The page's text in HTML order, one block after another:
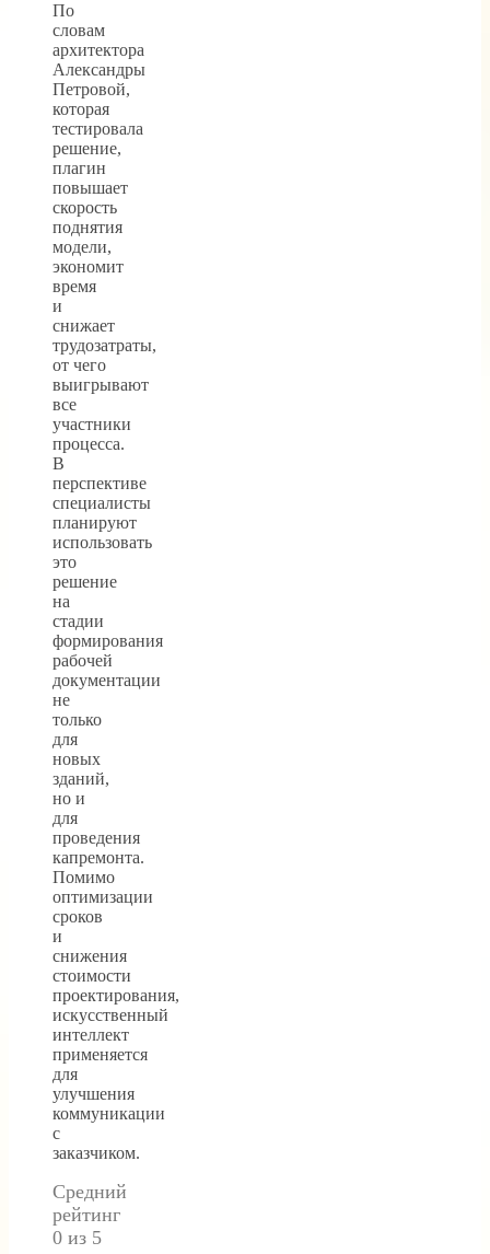
По
словам
архитектора
Александры
Петровой,
которая
тестировала
решение,
плагин
повышает
скорость
поднятия
модели,
экономит
время
и
снижает
трудозатраты,
от чего
выигрывают
все
участники
процесса.
В
перспективе
специалисты
планируют
использовать
это
решение
на
стадии
формирования
рабочей
документации
не
только
для
новых
зданий,
но и
для
проведения
капремонта.
Помимо
оптимизации
сроков
и
снижения
стоимости
проектирования,
искусственный
интеллект
применяется
для
улучшения
коммуникации
с
заказчиком.
Средний
рейтинг
0 из 5